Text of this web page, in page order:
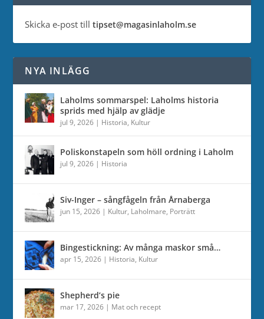
Skicka e-post tilltipset@magasinlaholm.se
NYA INLÄGG
Laholms sommarspel: Laholms historia
sprids med hjälp av glädje
jul 9, 2026 | Historia, Kultur
Poliskonstapeln som höll ordning i Laholm
jul 9, 2026 | Historia
Siv-Inger – sångfågeln från Årnaberga
jun 15, 2026 | Kultur, Laholmare, Porträtt
Bingestickning: Av många maskor små…
apr 15, 2026 | Historia, Kultur
Shepherd’s pie
mar 17, 2026 | Mat och recept